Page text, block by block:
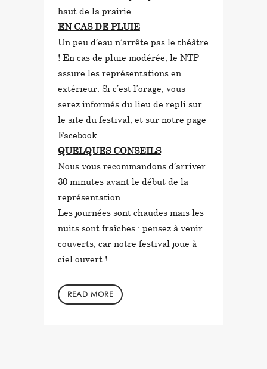
haut de la prairie.
EN CAS DE PLUIE
Un peu d’eau n’arrête pas le théâtre
! En cas de pluie modérée, le NTP
assure les représentations en
extérieur. Si c’est l’orage, vous
serez informés du lieu de repli sur
le site du festival, et sur notre page
Facebook.
QUELQUES CONSEILS
Nous vous recommandons d’arriver
30 minutes avant le début de la
représentation.
Les journées sont chaudes mais les
nuits sont fraîches : pensez à venir
couverts, car notre festival joue à
ciel ouvert !
READ MORE